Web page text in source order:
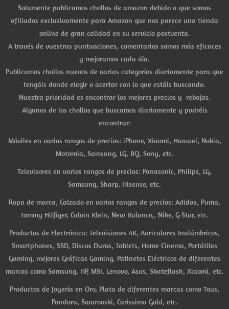
Solamente publicamos chollos de amazon debido a que somos
afiliados exclusivamente para Amazon que nos parece una tienda
online de gran calidad en su servicio postventa.
A través de vuestras puntuaciones, comentarios somos más eficaces
y mejoramos cada día.
Publicamos chollos nuevos de varias categorías diariamente para que
tengáis donde elegir o acertar con lo que estáis buscando.
Nuestra prioridad es encontrar los mejores precios y rebajas.
Algunos de los chollos que buscamos diariamente y podréis
encontrar:
Móviles en varios rangos de precios: iPhone, Xiaomi, Huawei, Nokia,
Motorola, Samsung, LG, BQ, Sony, etc.
Televisores en varios rangos de precios: Panasonic, Philips, LG,
Samsung, Sharp, Hisense, etc.
Ropa de marca, Calzado en varios rangos de precios: Adidas, Puma,
Tommy Hilfiger, Calvin Klein, New Balance,, Nike, G-Star, etc.
Productos de Electrónica: Televisiones 4K, Auriculares Inalámbricos,
Smartphones, SSD, Discos Duros, Tablets, Home Cinema, Portátiles
Gaming, mejores Gráficas Gaming, Patinetes Eléctricos de diferentes
marcas como Samsung, HP, MSI, Lenovo, Asus, Skateflash, Xiaomi, etc.
Productos de Joyería en Oro, Plata de diferentes marcas como Tous,
Pandora, Swarovski, Carissima Gold, etc.